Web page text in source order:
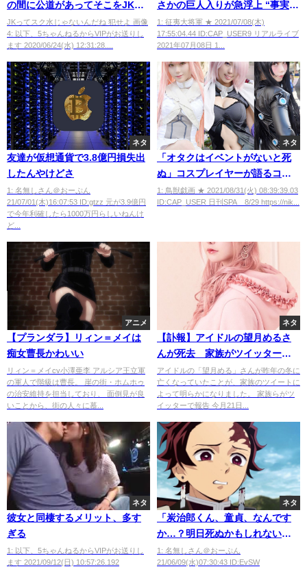
の間に公道があってそこをJKが
水着で歩いてるんだけど
JKってスク水じゃないんだね 犯せよ 画像
4: 以下、5ちゃんねるからVIPがお送りし
ます 2020/06/24(水) 12:31:28....
さかの巨人入りが急浮上 “事実上
の戦力外”に「炭谷の放出は布石
か」憶測飛び交う
1: 征夷大将軍 ★ 2021/07/08(木)
17:55:04.44 ID:CAP_USER9 リアルライブ
2021年07月08日 1...
ネタ
友達が仮想通貨で3.8億円損失出
したんやけどさ
1: 名無しさん＠おーぷん
21/07/01(木)16:07:53 ID:gtzz 元が3.9億円
で今年利確したら1000万円らしいねんけ
ど...
ネタ
「オタクはイベントがないと死
ぬ」コスプレイヤーが語るコロ
ナ禍のオタク事情
1: 鳥獣戯画 ★ 2021/08/31(火) 08:39:39.03
ID:CAP_USER 日刊SPA 8/29 https://nik...
アニメ
【プランダラ】リィン＝メイは
痴女曹長かわいい
リィン＝メイcv小澤亜李 アルシア王立軍
の軍人で階級は曹長。 崖の街・ホムホゥ
の治安維持を担当しており、 面倒見が良
いことから、街の人々に慕...
ネタ
【訃報】アイドルの望月めるさ
んが死去 家族がツイッターで
報告 美容整形に600万円かけ
た“炎上系アイドル”で一躍話題
アイドルの「望月める」さんが昨年の冬に
亡くなっていたことが、家族のツイートに
よって明らかになりました。 家族らがツ
イッターで報告 今月21日...
ネタ
彼女と同棲するメリット、多す
ぎる
1: 以下、5ちゃんねるからVIPがお送りし
ます 2021/09/12(日) 10:57:26.192
ネタ
「炭治郎くん、童貞、なんです
か…？明日死ぬかもしれないの
に…私で、お嫌でなければ…」
1: 名無しさん＠おーぷん
21/06/09(水)07:30:43 ID:EvSW